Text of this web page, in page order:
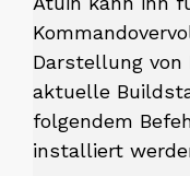
Darstellung von
aktuelle
folgendem
installiert